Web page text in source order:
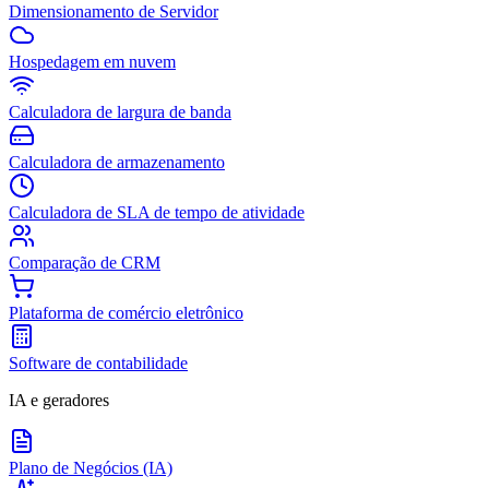
Dimensionamento de Servidor
Hospedagem em nuvem
Calculadora de largura de banda
Calculadora de armazenamento
Calculadora de SLA de tempo de atividade
Comparação de CRM
Plataforma de comércio eletrônico
Software de contabilidade
IA e geradores
Plano de Negócios (IA)